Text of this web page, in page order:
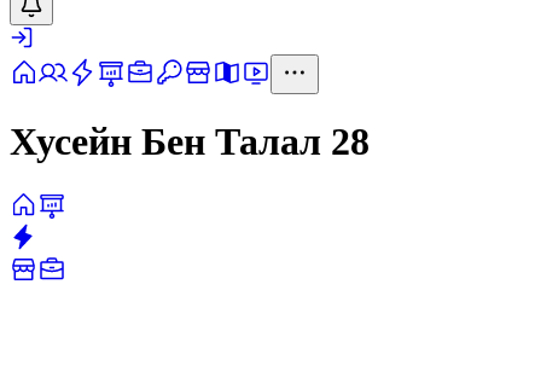
Хусейн Бен Талал 28